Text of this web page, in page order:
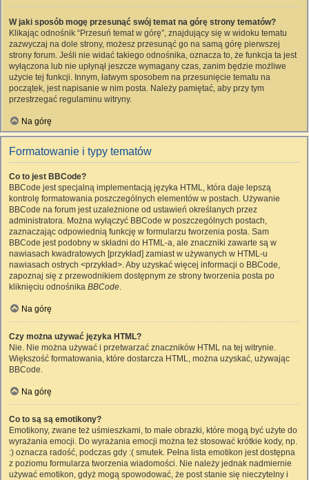
W jaki sposób mogę przesunąć swój temat na górę strony tematów?
Klikając odnośnik “Przesuń temat w górę”, znajdujący się w widoku tematu
zazwyczaj na dole strony, możesz przesunąć go na samą górę pierwszej
strony forum. Jeśli nie widać takiego odnośnika, oznacza to, że funkcja ta jest
wyłączona lub nie upłynął jeszcze wymagany czas, zanim będzie możliwe
użycie tej funkcji. Innym, łatwym sposobem na przesunięcie tematu na
początek, jest napisanie w nim posta. Należy pamiętać, aby przy tym
przestrzegać regulaminu witryny.
Na górę
Formatowanie i typy tematów
Co to jest BBCode?
BBCode jest specjalną implementacją języka HTML, która daje lepszą
kontrolę formatowania poszczególnych elementów w postach. Używanie
BBCode na forum jest uzależnione od ustawień określanych przez
administratora. Można wyłączyć BBCode w poszczególnych postach,
zaznaczając odpowiednią funkcję w formularzu tworzenia posta. Sam
BBCode jest podobny w składni do HTML-a, ale znaczniki zawarte są w
nawiasach kwadratowych [przykład] zamiast w używanych w HTML-u
nawiasach ostrych <przykład>. Aby uzyskać więcej informacji o BBCode,
zapoznaj się z przewodnikiem dostępnym ze strony tworzenia posta po
kliknięciu odnośnika BBCode.
Na górę
Czy można używać języka HTML?
Nie. Nie można używać i przetwarzać znaczników HTML na tej witrynie.
Większość formatowania, które dostarcza HTML, można uzyskać, używając
BBCode.
Na górę
Co to są są emotikony?
Emotikony, zwane też uśmieszkami, to małe obrazki, które mogą być użyte do
wyrażania emocji. Do wyrażania emocji można też stosować krótkie kody, np.
:) oznacza radość, podczas gdy :( smutek. Pełna lista emotikon jest dostępna
z poziomu formularza tworzenia wiadomości. Nie należy jednak nadmiernie
używać emotikon, gdyż mogą spowodować, że post stanie się nieczytelny i